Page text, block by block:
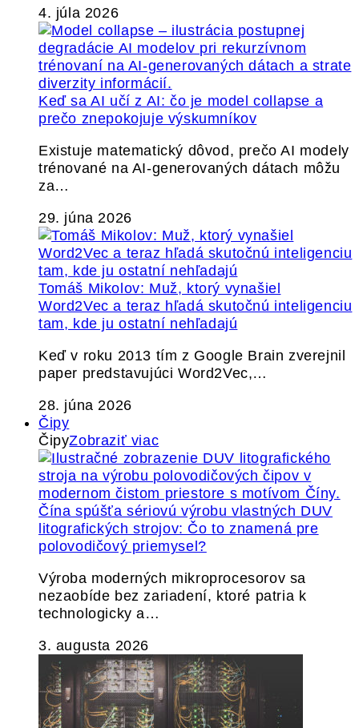
4. júla 2026
Keď sa AI učí z AI: čo je model collapse a
prečo znepokojuje výskumníkov
Existuje matematický dôvod, prečo AI modely
trénované na AI-generovaných dátach môžu
za…
29. júna 2026
Tomáš Mikolov: Muž, ktorý vynašiel
Word2Vec a teraz hľadá skutočnú inteligenciu
tam, kde ju ostatní nehľadajú
Keď v roku 2013 tím z Google Brain zverejnil
paper predstavujúci Word2Vec,…
28. júna 2026
Čipy
ČipyZobraziť viac
Čína spúšťa sériovú výrobu vlastných DUV
litografických strojov: Čo to znamená pre
polovodičový priemysel?
Výroba moderných mikroprocesorov sa
nezaobíde bez zariadení, ktoré patria k
technologicky a…
3. augusta 2026